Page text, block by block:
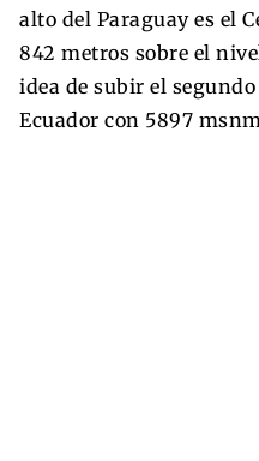
alto del Paraguay es el
842 metros sobre el
idea de subir el
Ecuador con 5897